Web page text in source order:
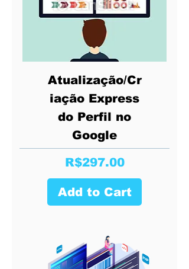
Atualização/Cr
iação Express
do Perfil no
Google
Price
R$297.00
Add to Cart